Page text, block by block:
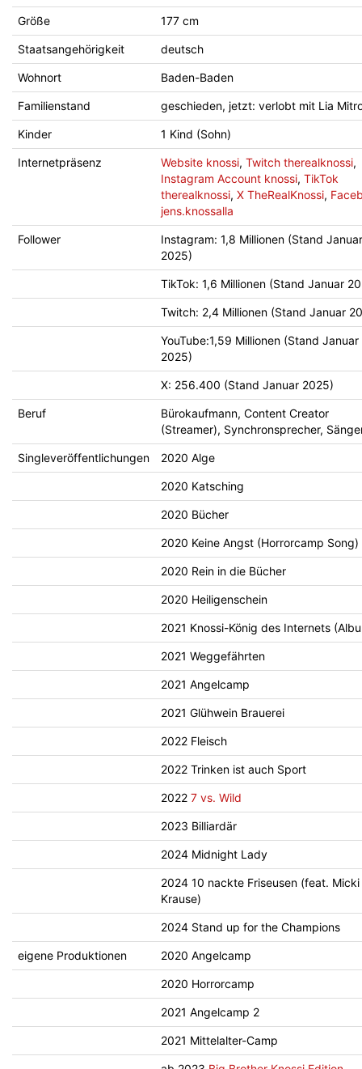
Größe 177 cm
Staatsangehörigkeit deutsch
Wohnort Baden-Baden
Familienstand geschieden, jetzt: verlobt mit Lia
Kinder 1 Kind (Sohn)
Internetpräsenz Website knossi, Twitch therealknossi,
Instagram Account knossi, TikTok
therealknossi, X TheRealKnossi,
jens.knossalla
Follower
Instagram: 1,8 Millionen (Stand Januar
2025)
TikTok: 1,6 Millionen (Stand Januar
Twitch: 2,4 Millionen (Stand Januar
YouTube:1,59 Millionen (Stand Januar
2025)
X: 256.400 (Stand Januar 2025)
Beruf
Bürokaufmann, Content Creator
(Streamer), Synchronsprecher,
Singleveröffentlichungen 2020 Alge
2020 Katsching
2020 Bücher
2020 Keine Angst (Horrorcamp Song)
2020 Rein in die Bücher
2020 Heiligenschein
2021 Knossi-König des Internets
2021 Weggefährten
2021 Angelcamp
2021 Glühwein Brauerei
2022 Fleisch
2022 Trinken ist auch Sport
2022 7 vs. Wild
2023 Billiardär
2024 Midnight Lady
2024 10 nackte Friseusen (feat. Micki
Krause)
2024 Stand up for the Champions
eigene Produktionen 2020 Angelcamp
2020 Horrorcamp
2021 Angelcamp 2
2021 Mittelalter-Camp